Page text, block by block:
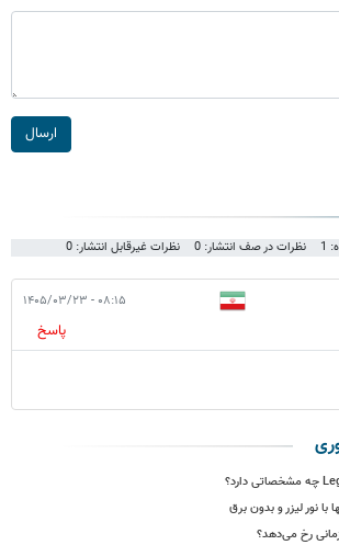
ارسال
نظرات در صف انتشار: 0 نظرات غیرقابل انتشار: 0
۰۸:۱۵ - ۱۴۰۵/۰۳/۲۳
پاسخ
با نور لیزر و بدون برق
رخ می‌دهد؟